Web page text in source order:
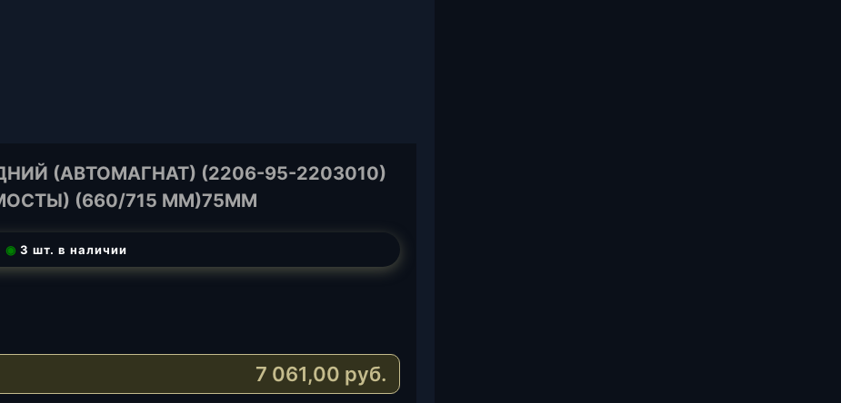
(АВТОМАГНАТ) (2206-95-2203010)
(660/715 MM)75ММ
◉ 3 шт. в наличии
7 061,00 руб.